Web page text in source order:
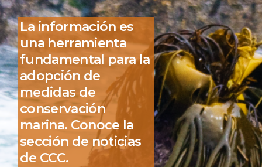
La información es
una herramienta
fundamental para la
adopción de
medidas de
conservación
marina. Conoce la
sección de noticias
de CCC.